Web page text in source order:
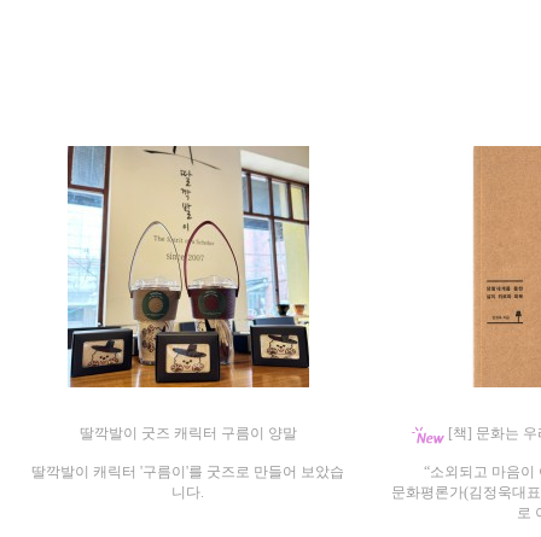
딸깍발이 굿즈 캐릭터 구름이 양말
딸깍발이 캐릭터 '구름이'를 굿즈로 만들어 보았습
니다.
[책] 문화는
“소외되고 마음
문화평론가(김정욱대
로